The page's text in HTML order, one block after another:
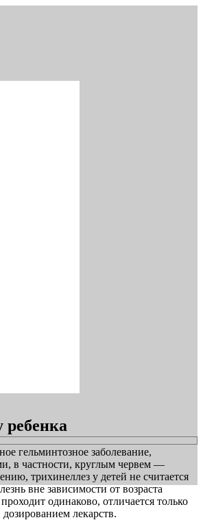
ребенка
гельминтозное заболевание,
в частности, круглым червем —
трихинеллез у детей не считается
вне зависимости от возраста
одинаково, отличается только
лекарств.